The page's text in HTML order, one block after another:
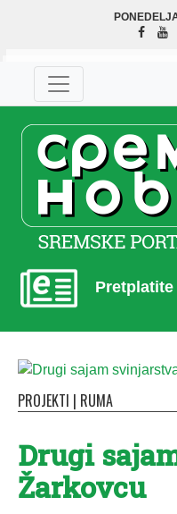
Pretplatite
PROJEKTI | RUMA
Drugi
Žarkovcu